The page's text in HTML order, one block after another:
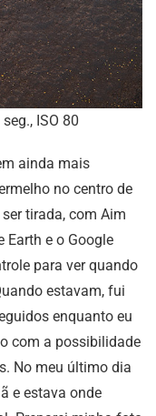
ISO 80
ainda mais
no centro de
tirada, com Aim
Earth e o Google
para ver quando
estavam, fui
enquanto eu
com a possibilidade
No meu último dia
e estava onde